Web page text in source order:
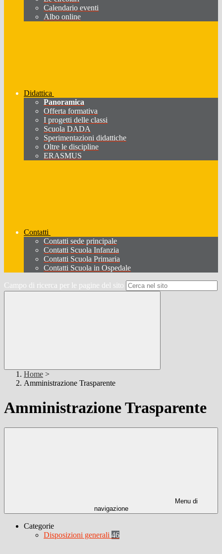
Calendario eventi
Albo online
Didattica
Panoramica
Offerta formativa
I progetti delle classi
Scuola DADA
Sperimentazioni didattiche
Oltre le discipline
ERASMUS
Contatti
Contatti sede principale
Contatti Scuola Infanzia
Contatti Scuola Primaria
Contatti Scuola in Ospedale
Campo di ricerca per le pagine del sito
Home >
Amministrazione Trasparente
Amministrazione Trasparente
Menu di
navigazione
Categorie
Disposizioni generali 46